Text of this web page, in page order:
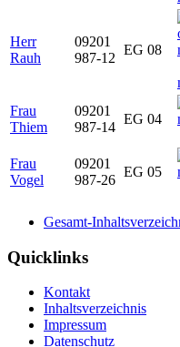
Herr
Rauh
09201
987-12
EG 08
Frau
Thiem
09201
987-14
EG 04
Frau
Vogel
09201
987-26
EG 05
Gesamt-
Quicklinks
Kontakt
Inhaltsverzeichnis
Impressum
Datenschutz